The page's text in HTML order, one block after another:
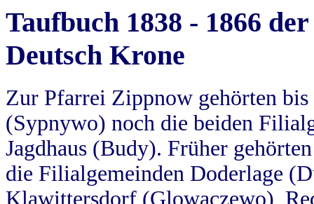
Taufbuch 1838 - 1866
Deutsch Krone
Zur Pfarrei Zippnow gehörten
(Sypnywo) noch die beiden
Jagdhaus (Budy). Früher
die Filialgemeinden Doderlage
Klawittersdorf (Glowaczewo),